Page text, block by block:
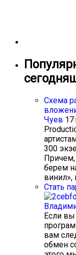
Схема
Чуев
300
берем
винил»,
Стать
Если вы
вам
обмен